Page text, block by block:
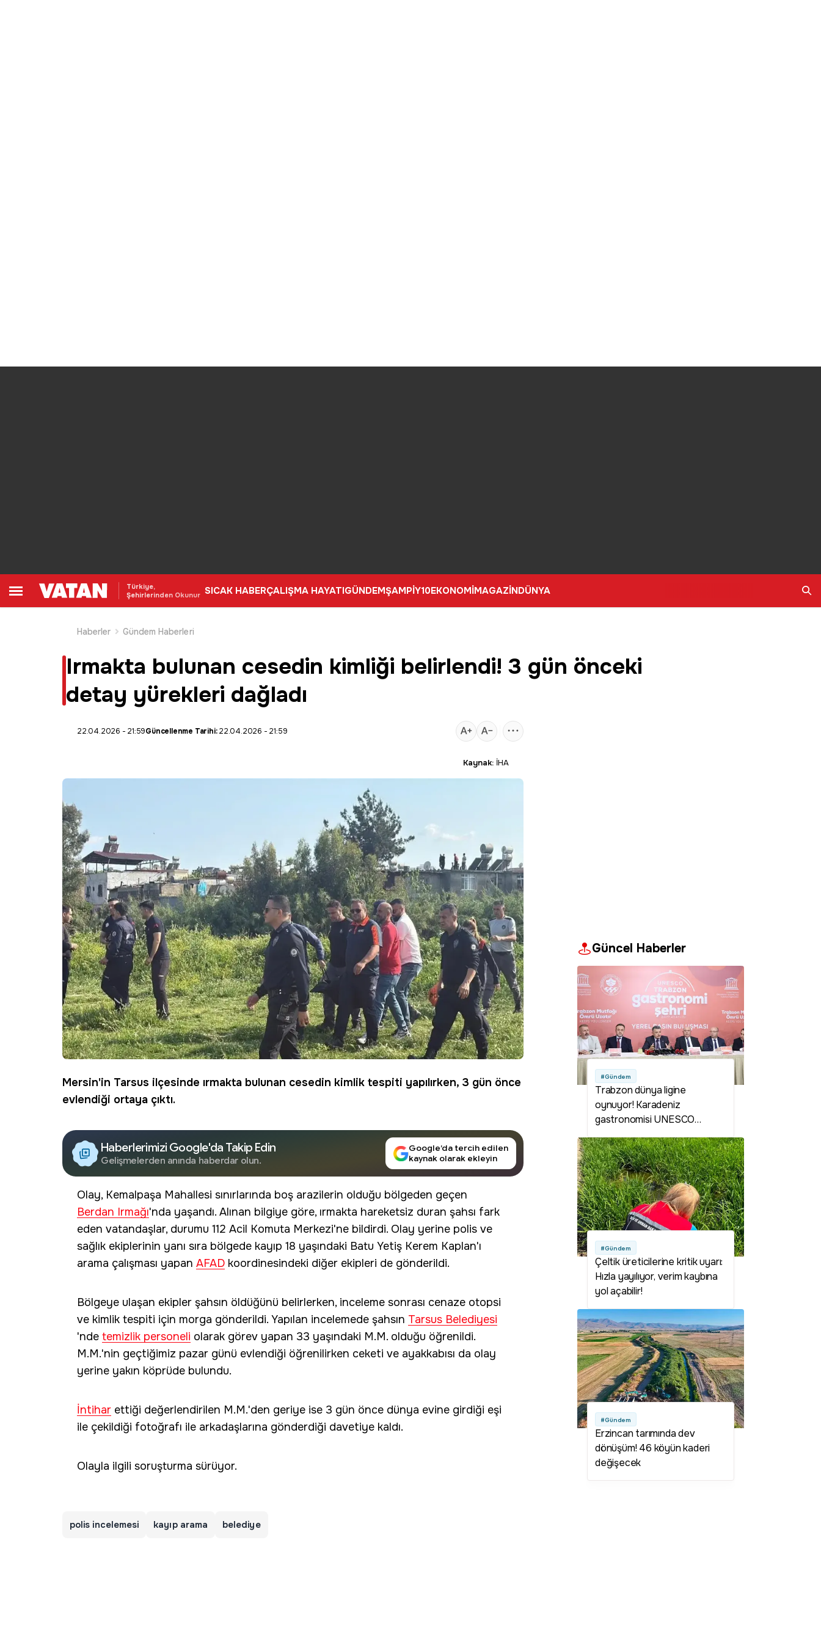
Türkiye,
Şehirlerinden Okunur SICAK HABERÇALIŞMA HAYATIGÜNDEMŞAMPİY10EKONOMİMAGAZİNDÜNYA
Haberler
Gündem Haberleri
Irmakta bulunan cesedin kimliği belirlendi! 3 gün önceki
detay yürekleri dağladı
22.04.2026 - 21:59Güncellenme Tarihi:22.04.2026 - 21:59
Kaynak: İHA
Mersin'in Tarsus ilçesinde ırmakta bulunan cesedin kimlik tespiti yapılırken, 3 gün önce
evlendiği ortaya çıktı.
Haberlerimizi Google'da Takip Edin
Gelişmelerden anında haberdar olun.
Google’da tercih edilen
kaynak olarak ekleyin
Olay, Kemalpaşa Mahallesi sınırlarında boş arazilerin olduğu bölgeden geçen
Berdan Irmağı'nda yaşandı. Alınan bilgiye göre, ırmakta hareketsiz duran şahsı fark
eden vatandaşlar, durumu 112 Acil Komuta Merkezi'ne bildirdi. Olay yerine polis ve
sağlık ekiplerinin yanı sıra bölgede kayıp 18 yaşındaki Batu Yetiş Kerem Kaplan'ı
arama çalışması yapan AFAD koordinesindeki diğer ekipleri de gönderildi.
Bölgeye ulaşan ekipler şahsın öldüğünü belirlerken, inceleme sonrası cenaze otopsi
ve kimlik tespiti için morga gönderildi. Yapılan incelemede şahsın Tarsus Belediyesi
'nde temizlik personeli olarak görev yapan 33 yaşındaki M.M. olduğu öğrenildi.
M.M.'nin geçtiğimiz pazar günü evlendiği öğrenilirken ceketi ve ayakkabısı da olay
yerine yakın köprüde bulundu.
İntihar ettiği değerlendirilen M.M.'den geriye ise 3 gün önce dünya evine girdiği eşi
ile çekildiği fotoğrafı ile arkadaşlarına gönderdiği davetiye kaldı.
Olayla ilgili soruşturma sürüyor.
polis incelemesi kayıp arama belediye
Güncel Haberler
#Gündem
Trabzon dünya ligine
oynuyor! Karadeniz
gastronomisi UNESCO
#Gündem
Çeltik üreticilerine kritik uyarı:
Hızla yayılıyor, verim kaybına
yol açabilir!
#Gündem
Erzincan tarımında dev
dönüşüm! 46 köyün kaderi
değişecek